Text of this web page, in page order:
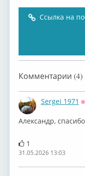
Ссылка на
Комментарии (4)
Sergei 1971
Александр,
1
31.05.2026 13:03